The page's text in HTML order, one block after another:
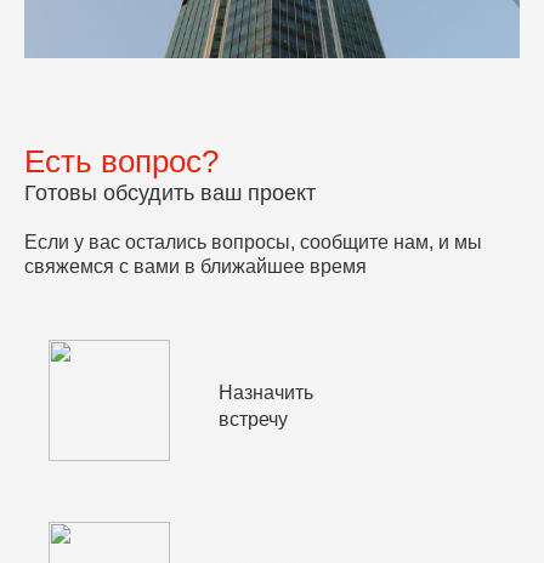
Есть вопрос?
Готовы обсудить ваш проект
Если у вас остались вопросы, сообщите нам, и мы
свяжемся с вами в ближайшее время
Назначить
встречу